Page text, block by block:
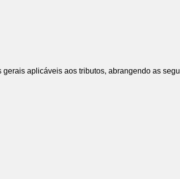
gerais aplicáveis aos tributos, abrangendo as